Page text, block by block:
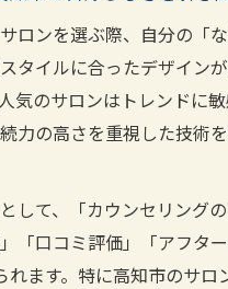
レンドを高知市で先取り
題のまつエク技術とその
組み合わせた高知市目元
まつエクとまつげパーマの
マとまつエク高知市で人
ロンを選ぶ際、自分の「
タイルに合ったデザイン
気のサロンはトレンドに
力の高さを重視した技術
して、「カウンセリングの
「口コミ評価」「アフタ
れます。特に高知市のサロ